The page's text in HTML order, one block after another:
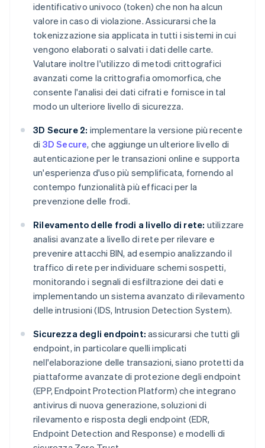
identificativo univoco (token) che non ha alcun
valore in caso di violazione. Assicurarsi che la
tokenizzazione sia applicata in tutti i sistemi in cui
vengono elaborati o salvati i dati delle carte.
Valutare inoltre l'utilizzo di metodi crittografici
avanzati come la crittografia omomorfica, che
consente l'analisi dei dati cifrati e fornisce in tal
modo un ulteriore livello di sicurezza.
3D Secure 2: implementare la versione più recente
di 3D Secure, che aggiunge un ulteriore livello di
autenticazione per le transazioni online e supporta
un'esperienza d'uso più semplificata, fornendo al
contempo funzionalità più efficaci per la
prevenzione delle frodi.
Rilevamento delle frodi a livello di rete: utilizzare
analisi avanzate a livello di rete per rilevare e
prevenire attacchi BIN, ad esempio analizzando il
traffico di rete per individuare schemi sospetti,
monitorando i segnali di esfiltrazione dei dati e
implementando un sistema avanzato di rilevamento
delle intrusioni (IDS, Intrusion Detection System).
Sicurezza degli endpoint: assicurarsi che tutti gli
endpoint, in particolare quelli implicati
nell'elaborazione delle transazioni, siano protetti da
piattaforme avanzate di protezione degli endpoint
(EPP, Endpoint Protection Platform) che integrano
antivirus di nuova generazione, soluzioni di
rilevamento e risposta degli endpoint (EDR,
Endpoint Detection and Response) e modelli di